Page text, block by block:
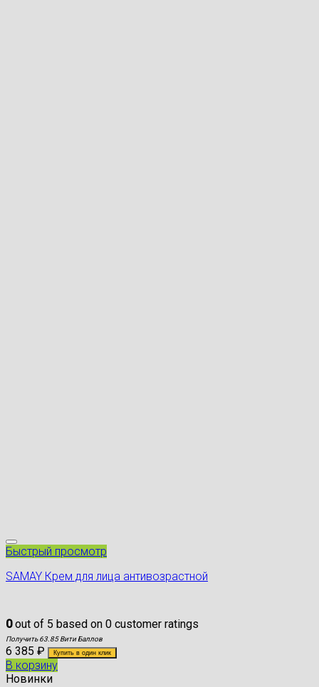
Быстрый просмотр
SAMAY Крем для лица антивозрастной
0out of 5 based on 0 customer ratings
Получить 63.85 Вити Баллов
6 385 ₽ Купить в один клик
В корзину
Новинки